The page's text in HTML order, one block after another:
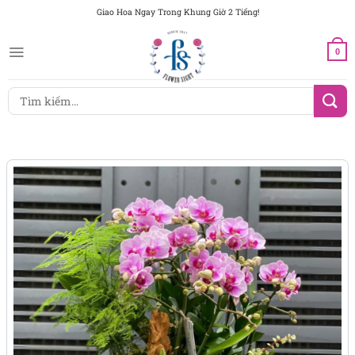
dung
Giao Hoa Ngay Trong Khung Giờ 2 Tiếng!
0
Tìm
kiếm: